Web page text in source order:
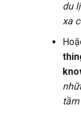
du
xa